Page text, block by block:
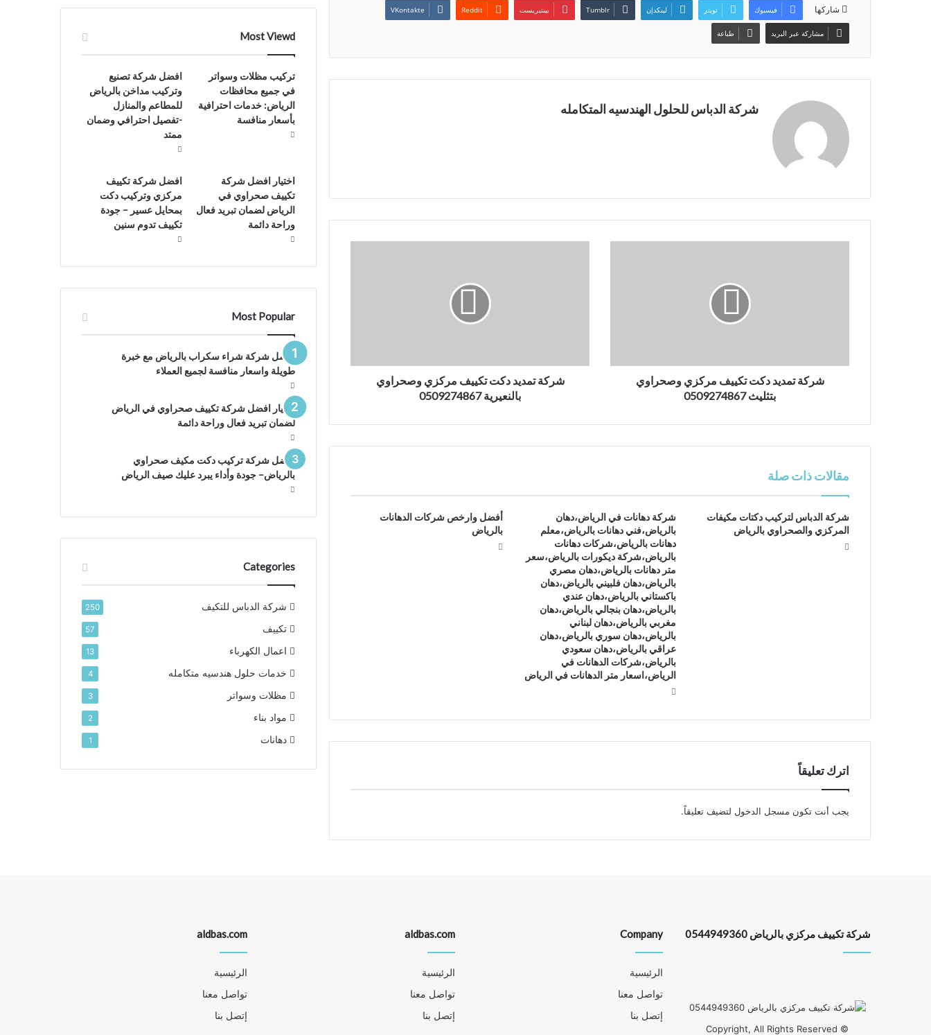
شاركها فيسبوك تويتر لينكدإن بينتيريست
مشاركة عبر البريد طباعة
شركة الدباس للحلول الهندسيه المتكامله
شركة تمديد دكت تكييف مركزي وصحراوي
بتثليث 0509274867
شركة تمديد دكت تكييف مركزي وصحراوي
بالنعيرية 0509274867
مقالات ذات صلة
شركة الدباس لتركيب دكتات مكيفات
المركزي والصحراوي بالرياض
شركة دهانات في الرياض،دهان
بالرياض،فني دهانات بالرياض،معلم
دهانات بالرياض،شركات دهانات
بالرياض،شركة ديكورات بالرياض،سعر
متر دهانات بالرياض،دهان مصري
بالرياض،دهان فلبيني بالرياض،دهان
باكستاني بالرياض،دهان عندي
بالرياض،دهان بنجالي بالرياض،دهان
مغربي بالرياض،دهان لبناني
بالرياض،دهان سوري بالرياض،دهان
عراقي بالرياض،دهان سعودي
بالرياض،شركات الدهانات في
الرياض،اسعار متر الدهانات في الرياض
أفضل وارخص شركات الدهانات
بالرياض
اترك تعليقاً
يجب أنت تكون مسجل الدخول لتضيف تعليقاً.
Most Viewd
تركيب مظلات وسواتر
في جميع محافظات
الرياض: خدمات احترافية
بأسعار منافسة
افضل شركة تصنيع
وتركيب مداخن بالرياض
للمطاعم والمنازل
-تفصيل احترافي وضمان
ممتد
اختيار افضل شركة
تكييف صحراوي في
الرياض لضمان تبريد فعال
وراحة دائمة
افضل شركة تكييف
مركزي وتركيب دكت
بمحايل عسير – جودة
تكييف تدوم سنين
Most Popular
افضل شركة شراء سكراب بالرياض مع خبرة
طويلة واسعار منافسة لجميع العملاء
اختيار افضل شركة تكييف صحراوي في الرياض
لضمان تبريد فعال وراحة دائمة
افضل شركة تركيب دكت مكيف صحراوي
بالرياض– جودة وأداء يبرد عليك صيف الرياض
Categories
شركة الدباس للتكيف 250
تكييف 57
اعمال الكهرباء 13
خدمات حلول هندسيه متكامله 4
مظلات وسواتر 3
مواد بناء 2
دهانات 1
شركة تكييف مركزي بالرياض 0544949360
© Copyright, All Rights Reserved
Company
الرئيسية
تواصل معنا
إتصل بنا
aldbas.com
الرئيسية
تواصل معنا
إتصل بنا
aldbas.com
الرئيسية
تواصل معنا
إتصل بنا